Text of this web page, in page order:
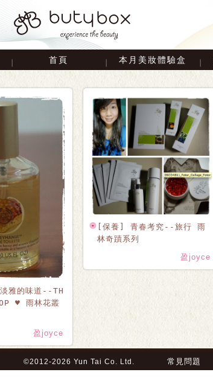
首頁 本月美妝體驗盒
雅的味道--TH
♥ 雨林花叢
盈joyce
[保養] 青春考究--旅行 雨
林奇蹟系列
盈joyce
©2012-2026 Yun Tai Co. Ltd. 常見問題